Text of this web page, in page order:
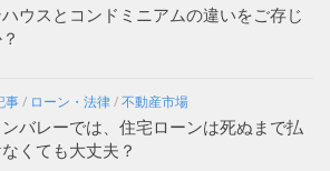
ウスとコンドミニアムの違いをご存じ
事/ ローン・法律/不動産市場
バレーでは、住宅ローンは死ぬまで払
くても大丈夫？